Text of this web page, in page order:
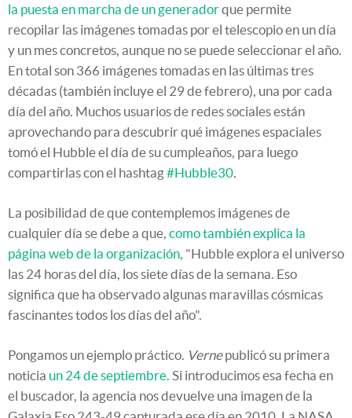
la puesta en marcha de un generadorque permite
recopilar las imágenes tomadas por el telescopio en un día
y un mes concretos, aunque no se puede seleccionar el año.
En total son 366 imágenes tomadas en las últimas tres
décadas (también incluye el 29 de febrero), una por cada
día del año. Muchos usuarios de redes sociales están
aprovechando para descubrir qué imágenes espaciales
tomó el Hubble el día de su cumpleaños, para luego
compartirlas con el hashtag#Hubble30
La posibilidad de que contemplemos imágenes de
cualquier día se debe a que, como también explica la
página web de la organización , "Hubble explora el universo
las 24 horas del día, los siete días de la semana. Eso
significa que ha observado algunas maravillas cósmicas
fascinantes todos los días del año".
Pongamos un ejemplo práctico. Vernepublicó su primera
noticia un 24 de septiembre . Si introducimos esa fecha en
el buscador, la agencia nos devuelve una imagende la